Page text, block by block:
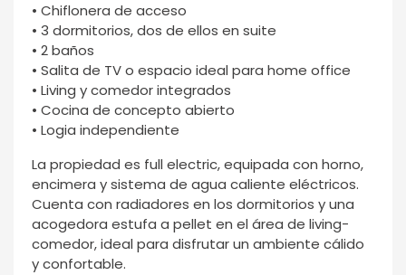
• Chiflonera de acceso
• 3 dormitorios, dos de ellos en suite
• 2 baños
• Salita de TV o espacio ideal para home office
• Living y comedor integrados
• Cocina de concepto abierto
• Logia independiente
La propiedad es full electric, equipada con horno,
encimera y sistema de agua caliente eléctricos.
Cuenta con radiadores en los dormitorios y una
acogedora estufa a pellet en el área de living-
comedor, ideal para disfrutar un ambiente cálido
y confortable.